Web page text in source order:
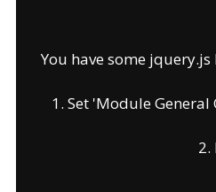
You have some
1. Set 'Module General
2.